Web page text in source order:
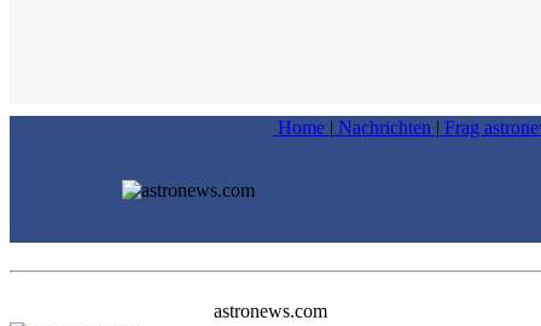
Home | Nachrichten | Frag
astronews.com